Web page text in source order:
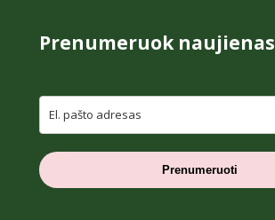
Prenumeruok naujienas
Prenumeruoti